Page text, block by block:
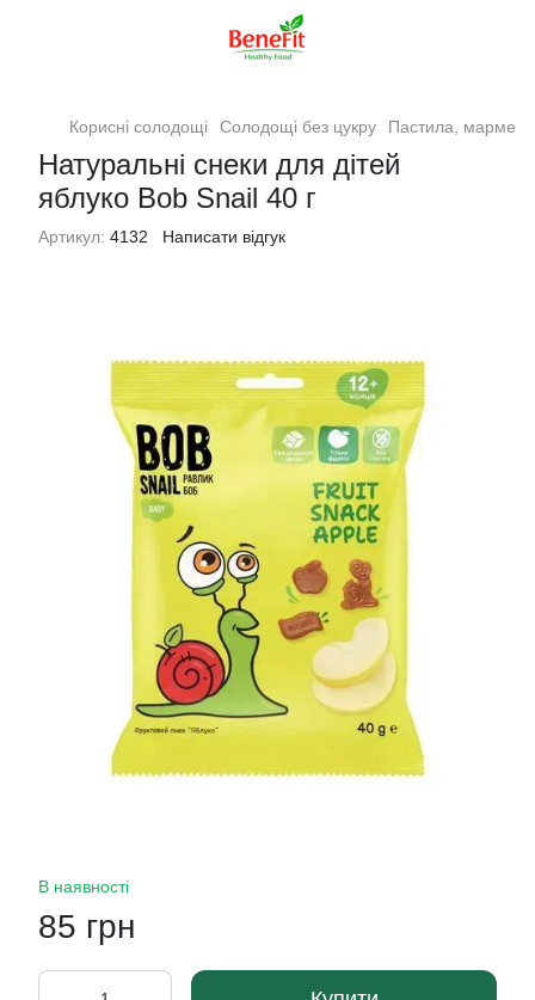
Корисні солодощі Солодощі без цукру Пастила,
Натуральні снеки для дітей
яблуко Bob Snail 40 г
Артикул: 4132 Написати відгук
В наявності
85 грн